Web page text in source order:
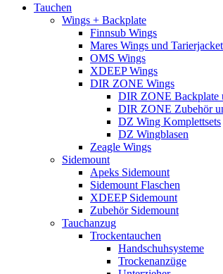
Tauchen
Wings + Backplate
Finnsub Wings
Mares Wings und
OMS Wings
XDEEP Wings
DIR ZONE Wings
DIR ZONE Backplate
DIR ZONE Zubehör
DZ Wing Komplettsets
DZ Wingblasen
Zeagle Wings
Sidemount
Apeks Sidemount
Sidemount Flaschen
XDEEP Sidemount
Zubehör Sidemount
Tauchanzug
Trockentauchen
Handschuhsysteme
Trockenanzüge